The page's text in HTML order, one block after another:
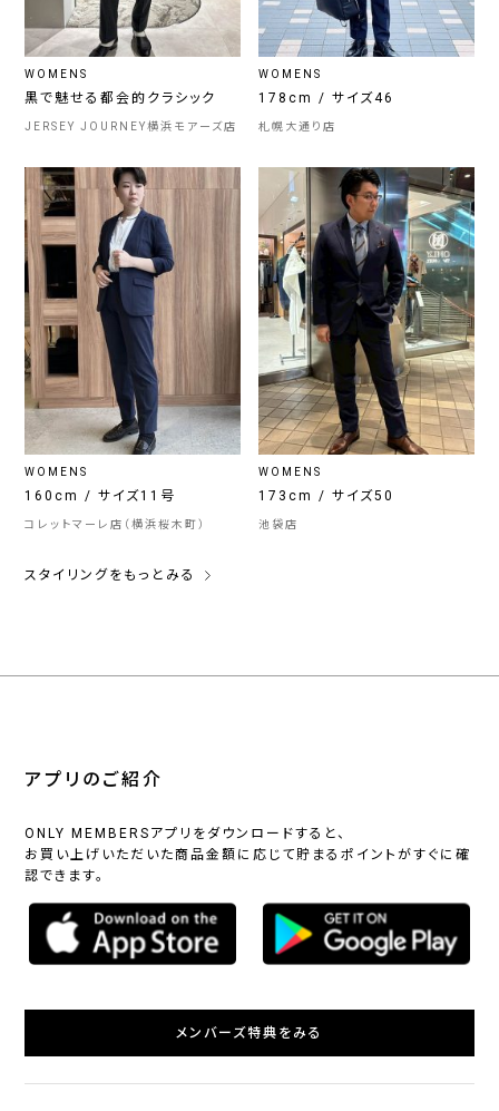
WOMENS
黒で魅せる都会的クラシック
JERSEY JOURNEY横浜モアーズ店
WOMENS
178cm / サイズ46
札幌大通り店
WOMENS
160cm / サイズ11号
コレットマーレ店（横浜桜木町）
WOMENS
173cm / サイズ50
池袋店
スタイリングをもっとみる
アプリのご紹介
ONLY MEMBERSアプリをダウンロードすると、
お買い上げいただいた商品金額に応じて貯まるポイントがすぐに確
認できます。
メンバーズ特典をみる